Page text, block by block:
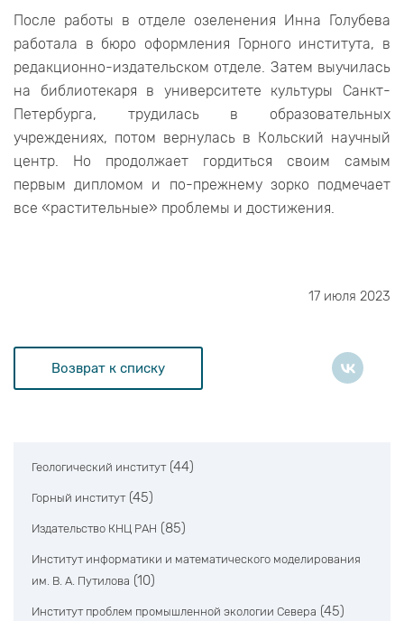
После работы в отделе озеленения Инна Голубева
работала в бюро оформления Горного института, в
редакционно-издательском отделе. Затем выучилась
на библиотекаря в университете культуры Санкт-
Петербурга, трудилась в образовательных
учреждениях, потом вернулась в Кольский научный
центр. Но продолжает гордиться своим самым
первым дипломом и по-прежнему зорко подмечает
все «растительные» проблемы и достижения.
17 июля 2023
Возврат к списку
Геологический институт (44)
Горный институт (45)
Издательство КНЦ РАН (85)
Институт информатики и математического моделирования
им. В. А. Путилова (10)
Институт проблем промышленной экологии Севера (45)